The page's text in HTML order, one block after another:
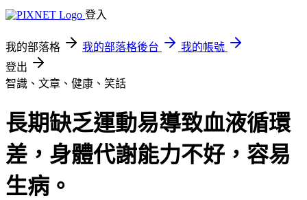
登入
我的部落格 我的部落格後台
我的帳號
登出
智識、文章、健康、笑話
長期缺乏運動易導致血液循環
差，身體代謝能力不好，容易
生病。